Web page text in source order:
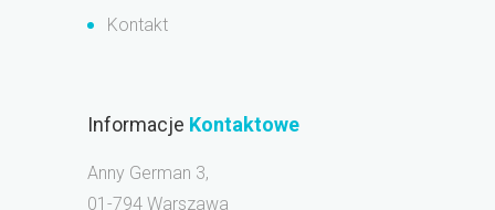
Kontakt
Informacje Kontaktowe
Anny German 3,
01-794 Warszawa